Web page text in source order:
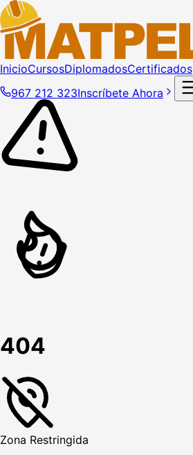
InicioCursosDiplomadosCertificados
967 212 323Inscríbete Ahora
404
Zona Restringida